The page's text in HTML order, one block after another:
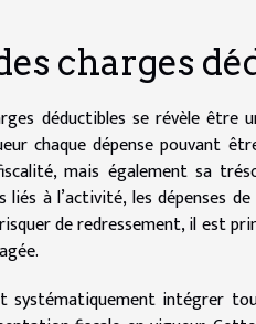
charges
déductibles se révèle être
chaque dépense pouvant
mais également sa
liés à l’activité, les dépenses
de redressement, il est
systématiquement intégrer